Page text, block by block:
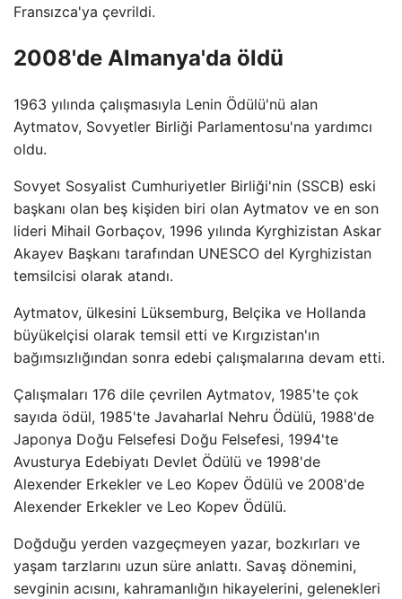
Fransızca'ya çevrildi.
2008'de Almanya'da öldü
1963 yılında çalışmasıyla Lenin Ödülü'nü alan
Aytmatov, Sovyetler Birliği Parlamentosu'na yardımcı
oldu.
Sovyet Sosyalist Cumhuriyetler Birliği'nin (SSCB) eski
başkanı olan beş kişiden biri olan Aytmatov ve en son
lideri Mihail Gorbaçov, 1996 yılında Kyrghizistan Askar
Akayev Başkanı tarafından UNESCO del Kyrghizistan
temsilcisi olarak atandı.
Aytmatov, ülkesini Lüksemburg, Belçika ve Hollanda
büyükelçisi olarak temsil etti ve Kırgızistan'ın
bağımsızlığından sonra edebi çalışmalarına devam etti.
Çalışmaları 176 dile çevrilen Aytmatov, 1985'te çok
sayıda ödül, 1985'te Javaharlal Nehru Ödülü, 1988'de
Japonya Doğu Felsefesi Doğu Felsefesi, 1994'te
Avusturya Edebiyatı Devlet Ödülü ve 1998'de
Alexender Erkekler ve Leo Kopev Ödülü ve 2008'de
Alexender Erkekler ve Leo Kopev Ödülü.
Doğduğu yerden vazgeçmeyen yazar, bozkırları ve
yaşam tarzlarını uzun süre anlattı. Savaş dönemini,
sevginin acısını, kahramanlığın hikayelerini, gelenekleri